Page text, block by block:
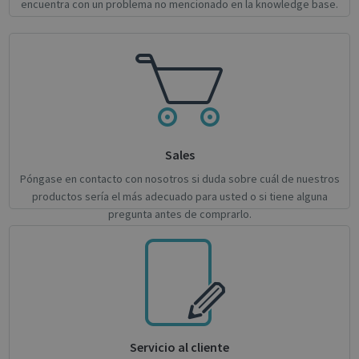
encuentra con un problema no mencionado en la knowledge base.
Sales
Póngase en contacto con nosotros si duda sobre cuál de nuestros
productos sería el más adecuado para usted o si tiene alguna
pregunta antes de comprarlo.
Servicio al cliente
management. The website cannot be used
support.irislink.com
VISITOR_PRIVACY_METADATA